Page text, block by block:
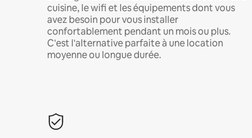
cuisine, le wifi et les équipements dont vous
avez besoin pour vous installer
confortablement pendant un mois ou plus.
C'est l'alternative parfaite à une location
moyenne ou longue durée.